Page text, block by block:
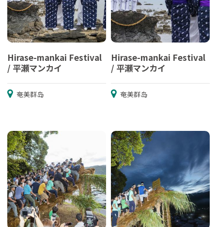
Hirase-mankai Festival
/ 平瀬マンカイ
奄美群岛
Hirase-mankai Festival
/ 平瀬マンカイ
奄美群岛